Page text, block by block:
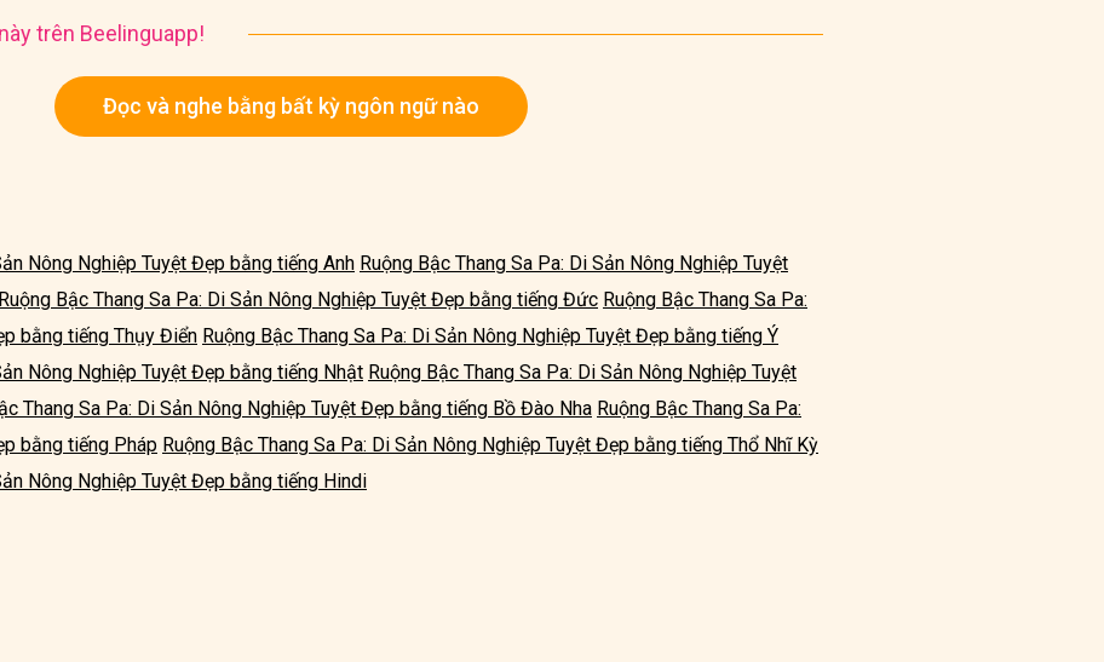
trên Beelinguapp!
Đọc và nghe bằng bất kỳ ngôn ngữ nào
Nông Nghiệp Tuyệt Đẹp bằng tiếng Anh Ruộng Bậc Thang Sa Pa: Di Sản Nông Nghiệp Tuyệt
Ruộng Bậc Thang Sa Pa: Di Sản Nông Nghiệp Tuyệt Đẹp bằng tiếng Đức Ruộng Bậc Thang Sa Pa:
bằng tiếng Thụy Điển Ruộng Bậc Thang Sa Pa: Di Sản Nông Nghiệp Tuyệt Đẹp bằng tiếng Ý
Nông Nghiệp Tuyệt Đẹp bằng tiếng Nhật Ruộng Bậc Thang Sa Pa: Di Sản Nông Nghiệp Tuyệt
Thang Sa Pa: Di Sản Nông Nghiệp Tuyệt Đẹp bằng tiếng Bồ Đào Nha Ruộng Bậc Thang Sa Pa:
bằng tiếng Pháp Ruộng Bậc Thang Sa Pa: Di Sản Nông Nghiệp Tuyệt Đẹp bằng tiếng Thổ Nhĩ Kỳ
Nông Nghiệp Tuyệt Đẹp bằng tiếng Hindi